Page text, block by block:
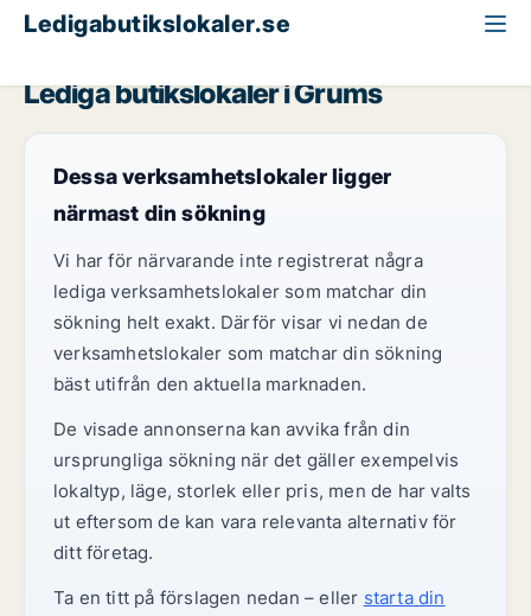
Ledigabutikslokaler.se
Lediga butikslokaler i Grums
Dessa verksamhetslokaler ligger
närmast din sökning
Vi har för närvarande inte registrerat några
lediga verksamhetslokaler som matchar din
sökning helt exakt. Därför visar vi nedan de
verksamhetslokaler som matchar din sökning
bäst utifrån den aktuella marknaden.
De visade annonserna kan avvika från din
ursprungliga sökning när det gäller exempelvis
lokaltyp, läge, storlek eller pris, men de har valts
ut eftersom de kan vara relevanta alternativ för
ditt företag.
Ta en titt på förslagen nedan – eller starta din